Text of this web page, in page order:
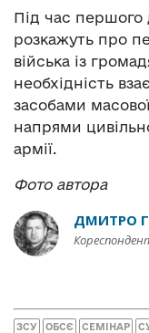
Під час першого
розкажуть про
війська із
необхідність
засобами
напрями
армії.
Фото автора
ДМИТРО
ЗСУ ОБСЄ СЕМІНАР